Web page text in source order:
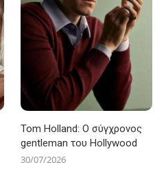
Tom Holland: Ο σύγχρονος
gentleman του Hollywood
30/07/2026